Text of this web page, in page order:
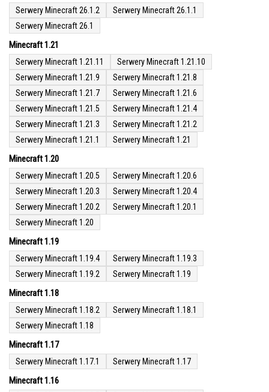
Serwery Minecraft 26.1.2
Serwery Minecraft 26.1.1
Serwery Minecraft 26.1
Minecraft 1.21
Serwery Minecraft 1.21.11
Serwery Minecraft 1.21.10
Serwery Minecraft 1.21.9
Serwery Minecraft 1.21.8
Serwery Minecraft 1.21.7
Serwery Minecraft 1.21.6
Serwery Minecraft 1.21.5
Serwery Minecraft 1.21.4
Serwery Minecraft 1.21.3
Serwery Minecraft 1.21.2
Serwery Minecraft 1.21.1
Serwery Minecraft 1.21
Minecraft 1.20
Serwery Minecraft 1.20.5
Serwery Minecraft 1.20.6
Serwery Minecraft 1.20.3
Serwery Minecraft 1.20.4
Serwery Minecraft 1.20.2
Serwery Minecraft 1.20.1
Serwery Minecraft 1.20
Minecraft 1.19
Serwery Minecraft 1.19.4
Serwery Minecraft 1.19.3
Serwery Minecraft 1.19.2
Serwery Minecraft 1.19
Minecraft 1.18
Serwery Minecraft 1.18.2
Serwery Minecraft 1.18.1
Serwery Minecraft 1.18
Minecraft 1.17
Serwery Minecraft 1.17.1 Serwery Minecraft 1.17
Minecraft 1.16